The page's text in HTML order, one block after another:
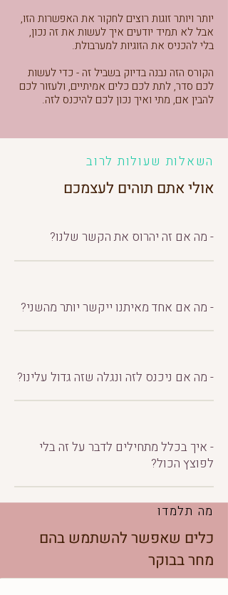
יותר ויותר זוגות רוצים לחקור את האפשרות הזו,
אבל לא תמיד יודעים איך לעשות את זה נכון,
בלי להכניס את הזוגיות למערבולת.
הקורס הזה נבנה בדיוק בשביל זה - כדי לעשות
לכם סדר, לתת לכם כלים אמיתיים, ולעזור לכם
להבין אם, מתי ואיך נכון לכם להיכנס לזה.
השאלות שעולות לרוב
אולי אתם תוהים לעצמכם
- מה אם זה יהרוס את הקשר שלנו?
- מה אם אחד מאיתנו ייקשר יותר מהשני?
- מה אם ניכנס לזה ונגלה שזה גדול עלינו?
- איך בכלל מתחילים לדבר על זה בלי
לפוצץ הכול?
מה תלמדו
כלים שאפשר להשתמש בהם
מחר בבוקר